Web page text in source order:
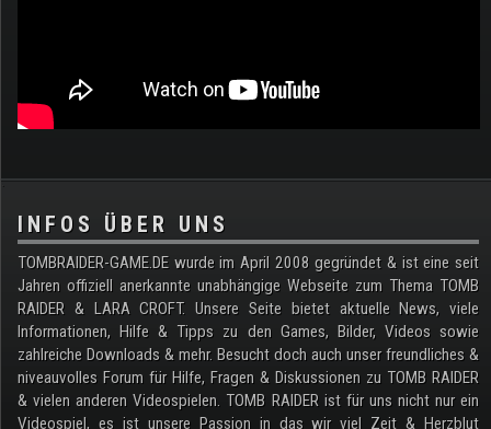
.
INFOS ÜBER UNS
TOMBRAIDER-GAME.DE wurde im April 2008 gegründet & ist eine seit
Jahren offiziell anerkannte unabhängige Webseite zum Thema TOMB
RAIDER & LARA CROFT. Unsere Seite bietet aktuelle News, viele
Informationen, Hilfe & Tipps zu den Games, Bilder, Videos sowie
zahlreiche Downloads & mehr. Besucht doch auch unser freundliches &
niveauvolles Forum für Hilfe, Fragen & Diskussionen zu TOMB RAIDER
& vielen anderen Videospielen. TOMB RAIDER ist für uns nicht nur ein
Videospiel, es ist unsere Passion in das wir viel Zeit & Herzblut